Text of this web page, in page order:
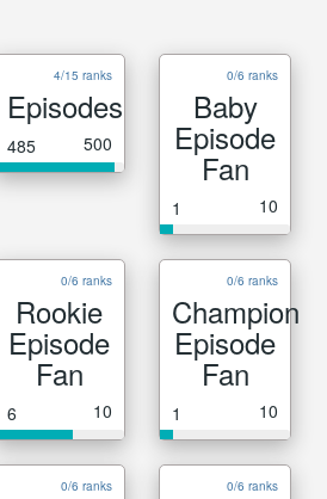
4/15 ranks
Episodes
485 500
0/6 ranks
Baby
Episode
Fan
1 10
0/6 ranks
Rookie
Episode
Fan
6 10
0/6 ranks
Champion
Episode
Fan
1 10
0/6 ranks 0/6 ranks